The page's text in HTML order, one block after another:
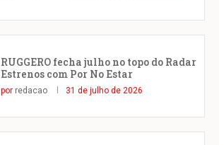
RUGGERO fecha julho no topo do Radar
Estrenos com Por No Estar
por redacao 31 de julho de 2026